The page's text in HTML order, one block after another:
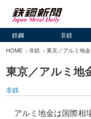
鉄鋼 非鉄
HOME 非鉄 東京／アルミ地
東京／アルミ地
非鉄
アルミ地金は国際相